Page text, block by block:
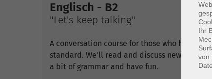
Englisch - B2
"Let's keep talking"
A conversation course for those who have a
standard. We'll read and discuss newspaper
a bit of grammar and have fun.
Ihr
von